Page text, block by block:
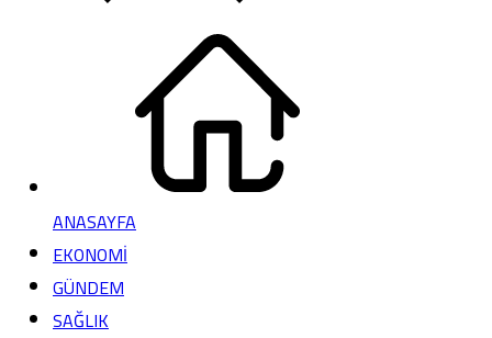
ANASAYFA
EKONOMİ
GÜNDEM
SAĞLIK